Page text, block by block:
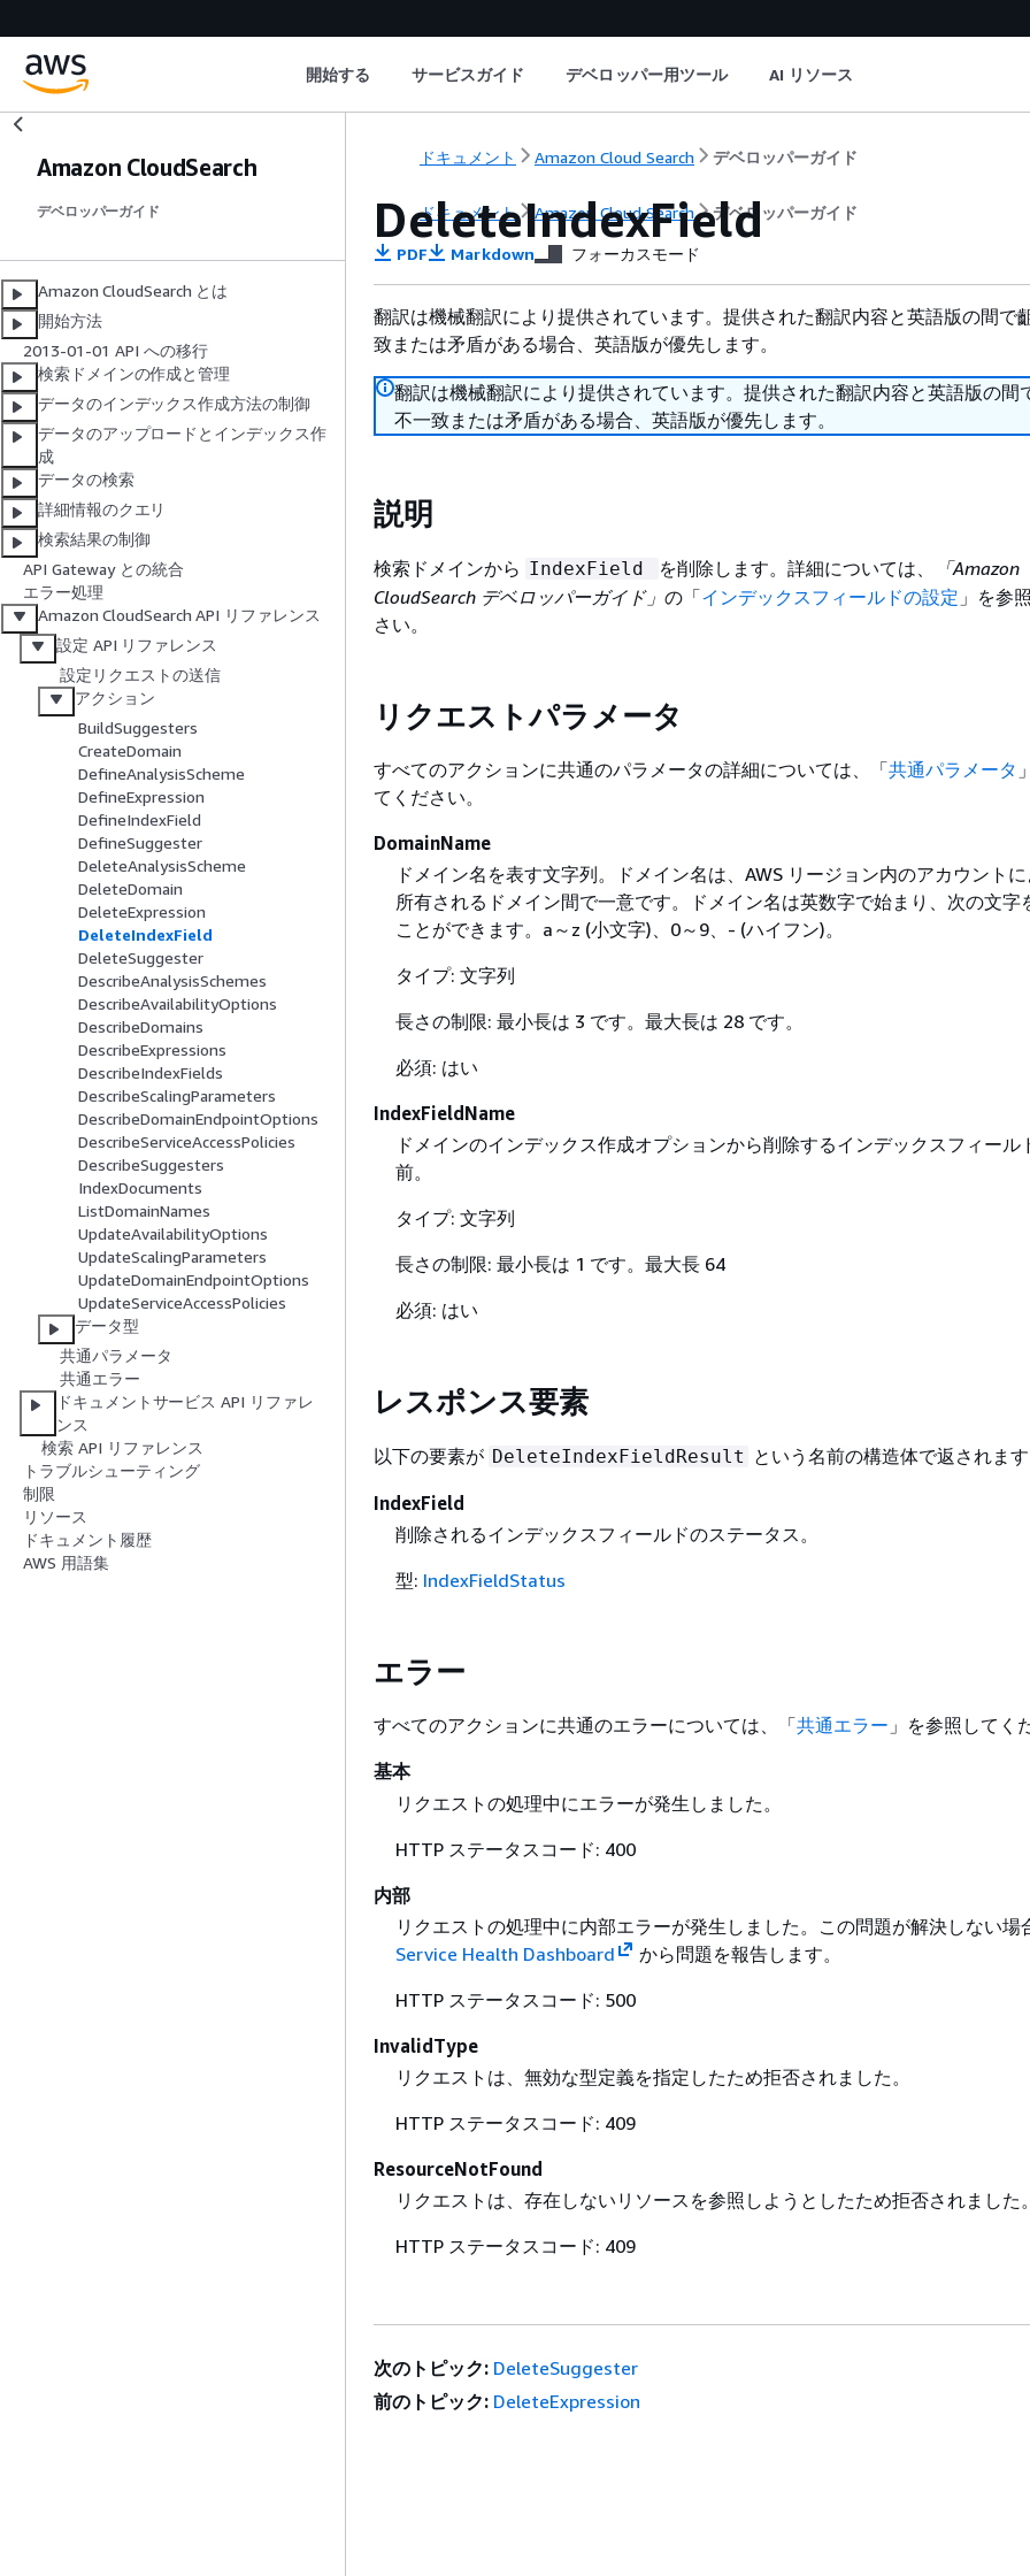
開始する サービスガイド デベロッパー用ツール AI リソース
Amazon CloudSearch
デベロッパーガイド
Amazon CloudSearch とは
開始方法
2013-01-01 API への移行
検索ドメインの作成と管理
データのインデックス作成方法の制御
データのアップロードとインデックス作
成
データの検索
詳細情報のクエリ
検索結果の制御
API Gateway との統合
エラー処理
Amazon CloudSearch API リファレンス
設定 API リファレンス
設定リクエストの送信
アクション
BuildSuggesters
CreateDomain
DefineAnalysisScheme
DefineExpression
DefineIndexField
DefineSuggester
DeleteAnalysisScheme
DeleteDomain
DeleteExpression
DeleteIndexField
DeleteSuggester
DescribeAnalysisSchemes
DescribeAvailabilityOptions
DescribeDomains
DescribeExpressions
DescribeIndexFields
DescribeScalingParameters
DescribeDomainEndpointOptions
DescribeServiceAccessPolicies
DescribeSuggesters
IndexDocuments
ListDomainNames
UpdateAvailabilityOptions
UpdateScalingParameters
UpdateDomainEndpointOptions
UpdateServiceAccessPolicies
データ型
共通パラメータ
共通エラー
ドキュメントサービス API リファレ
ンス
検索 API リファレンス
トラブルシューティング
制限
リソース
ドキュメント履歴
AWS 用語集
ドキュメント Amazon Cloud Search デベロッパーガイド
ドキュメント Amazon Cloud Search デベロッパーガイド
DeleteIndexField
PDF Markdown フォーカスモード
翻訳は機械翻訳により提供されています。提供された翻訳内容と英語版の間で
致または矛盾がある場合、英語版が優先します。
翻訳は機械翻訳により提供されています。提供された翻訳内容と英語版の間
不一致または矛盾がある場合、英語版が優先します。
説明
検索ドメインから IndexField を削除します。詳細については、
「Amazon
CloudSearch デベロッパーガイド」 の「インデックスフィールドの設定 」を参
さい。
リクエストパラメータ
すべてのアクションに共通のパラメータの詳細については、「共通パラメータ
てください。
DomainName
ドメイン名を表す文字列。ドメイン名は、AWS リージョン内のアカウント
所有されるドメイン間で一意です。ドメイン名は英数字で始まり、次の文字
ことができます。a​～​z (小文字)、0​～​9、- (ハイフン)。
タイプ: 文字列
長さの制限: 最小長は 3 です。最大長は 28 です。
必須: はい
IndexFieldName
ドメインのインデックス作成オプションから削除するインデックスフィール
前。
タイプ: 文字列
長さの制限: 最小長は 1 です。最大長 64
必須: はい
レスポンス要素
以下の要素が DeleteIndexFieldResult という名前の構造体で返されます
IndexField
削除されるインデックスフィールドのステータス。
型: IndexFieldStatus
エラー
すべてのアクションに共通のエラーについては、「共通エラー 」を参照してく
基本
リクエストの処理中にエラーが発生しました。
HTTP ステータスコード: 400
内部
リクエストの処理中に内部エラーが発生しました。この問題が解決しない場
Service Health Dashboard
から問題を報告します。
HTTP ステータスコード: 500
InvalidType
リクエストは、無効な型定義を指定したため拒否されました。
HTTP ステータスコード: 409
ResourceNotFound
リクエストは、存在しないリソースを参照しようとしたため拒否されました。
HTTP ステータスコード: 409
次のトピック: DeleteSuggester
前のトピック: DeleteExpression